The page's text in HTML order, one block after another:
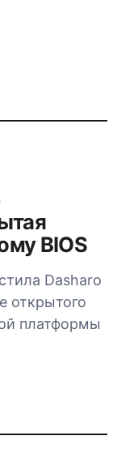
BIOS
Dasharo
открытого
платформы